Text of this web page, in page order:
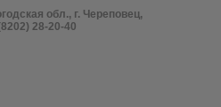
обл., г. Череповец,
28-20-40